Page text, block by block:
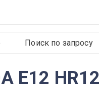
Поиск по запросу
E12